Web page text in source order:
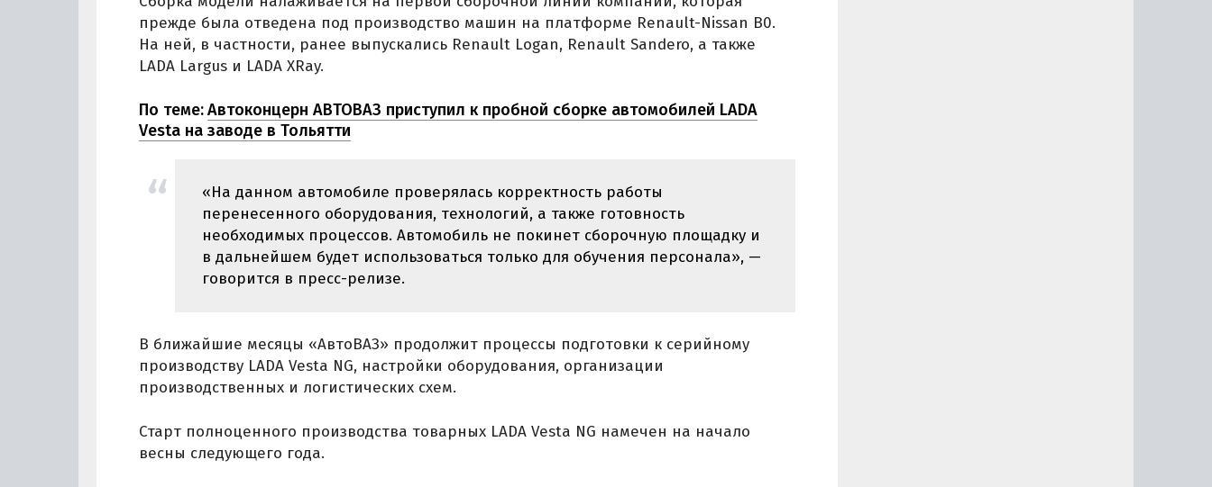
прежде была отведена под производство машин на платформе Renault-Nissan B0.
На ней, в частности, ранее выпускались Renault Logan, Renault Sandero, а также
LADA Largus и LADA XRay.
По теме:Автоконцерн АВТОВАЗ приступил к пробной сборке автомобилей LADA
Vesta на заводе в Тольятти
«На данном автомобиле проверялась корректность работы
перенесенного оборудования, технологий, а также готовность
необходимых процессов. Автомобиль не покинет сборочную площадку и
в дальнейшем будет использоваться только для обучения персонала», —
говорится в пресс-релизе.
В ближайшие месяцы «АвтоВАЗ» продолжит процессы подготовки к серийному
производству LADA Vesta NG, настройки оборудования, организации
производственных и логистических схем.
Старт полноценного производства товарных LADA Vesta NG намечен на начало
весны следующего года.